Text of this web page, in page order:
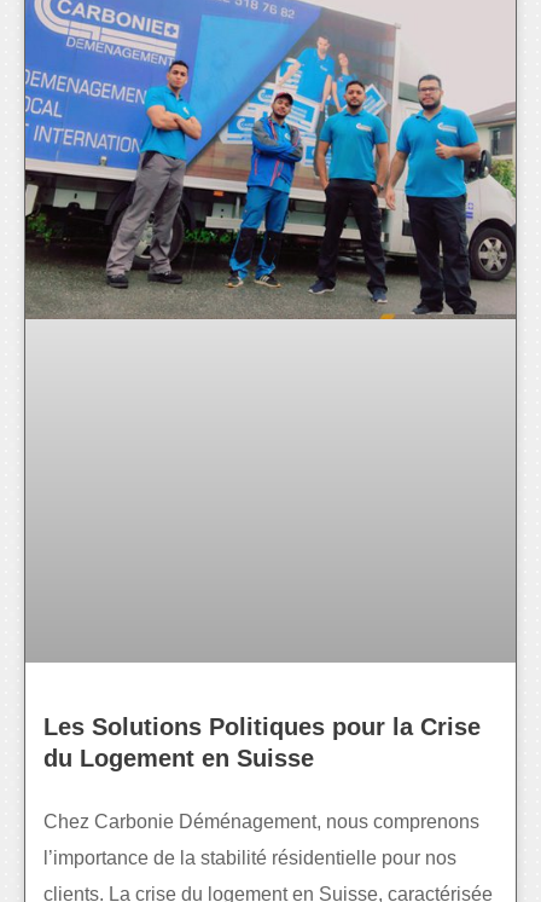
Les Solutions Politiques pour la Crise
du Logement en Suisse
Chez Carbonie Déménagement, nous comprenons
l’importance de la stabilité résidentielle pour nos
clients. La crise du logement en Suisse, caractérisée